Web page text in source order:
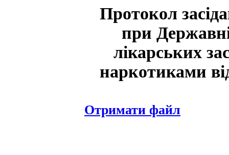
Протокол
при
лікарських
наркотиками
Отримати файл